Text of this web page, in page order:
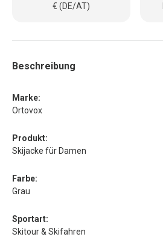
€ (DE/AT)
Beschreibung
Marke:
Ortovox
Produkt:
Skijacke für Damen
Farbe:
Grau
Sportart:
Skitour & Skifahren